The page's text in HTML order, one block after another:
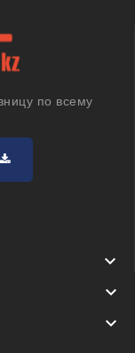
по всему


